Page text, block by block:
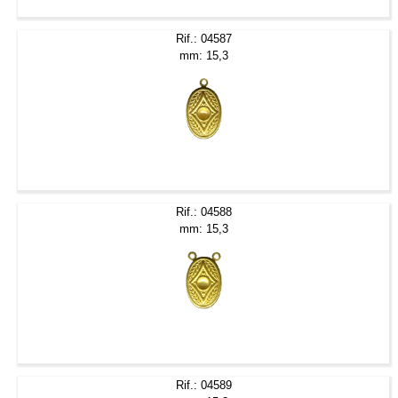
Rif.: 04587
mm: 15,3
Rif.: 04588
mm: 15,3
Rif.: 04589